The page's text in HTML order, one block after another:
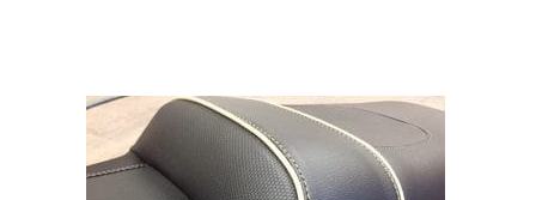
SEARCH